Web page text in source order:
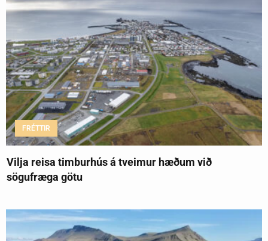
FRÉTTIR
Vilja reisa timburhús á tveimur hæðum við
sögufræga götu